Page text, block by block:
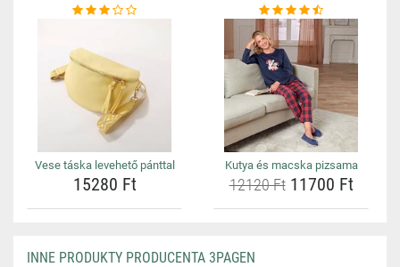
Vese táska levehető pánttal
15280 Ft
Kutya és macska pizsama
12120 Ft11700 Ft
INNE PRODUKTY PRODUCENTA 3PAGEN